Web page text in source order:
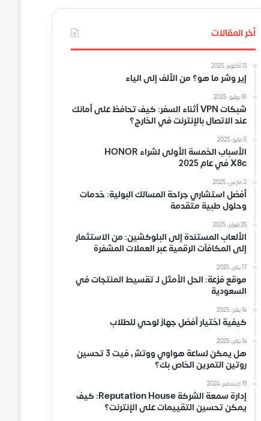
أخر المقالات
13 أكتوبر، 2025
إير وشر ما هو؟ من الألف إلى الياء
18 يوليو، 2025
شبكات VPN أثناء السفر: كيف تحافظ على أمانك
عند الاتصال بالإنترنت في الخارج؟
6 مايو، 2025
الأسباب الخمسة الأولى لشراء HONOR
X8c في عام 2025
2 مارس، 2025
أفضل استشاري جراحة المسالك البولية: خدمات
وحلول طبية متقدمة
26 فبراير، 2025
الألعاب المستندة إلى البلوكشين: من الاستثمار
إلى المكافآت الرقمية عبر العملات المشفرة
17 يناير، 2025
موقع فزعة: الحل الأمثل لـ تقسيط المنتجات في
السعودية
14 يناير، 2025
كيفية اختيار أفضل جهاز لوحي للطلاب
14 يناير، 2025
هل يمكن لساعة هواوي ووتش فيت 3 تحسين
روتين التمرين الخاص بك؟
19 ديسمبر، 2024
إدارة سمعة الشركة Reputation House: كيف
يمكن تحسين التقييمات على الإنترنت؟